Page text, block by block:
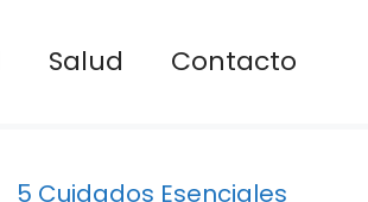
Salud Contacto
5 Cuidados Esenciales